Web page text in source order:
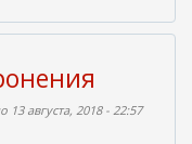
августа, 2018 - 22:57